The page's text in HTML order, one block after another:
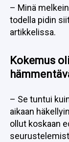
– Minä
todella pidin
artikkelissa.
Kokemus
– Se tuntui
aikaan
ollut koskaan